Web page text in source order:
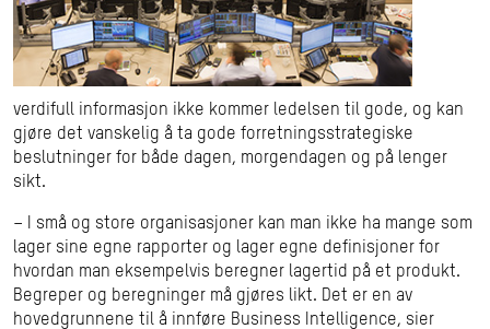
verdifull informasjon ikke kommer ledelsen til gode, og kan
gjøre det vanskelig å ta gode forretningsstrategiske
beslutninger for både dagen, morgendagen og på lenger
sikt.
– I små og store organisasjoner kan man ikke ha mange som
lager sine egne rapporter og lager egne definisjoner for
hvordan man eksempelvis beregner lagertid på et produkt.
Begreper og beregninger må gjøres likt. Det er en av
hovedgrunnene til å innføre Business Intelligence, sier